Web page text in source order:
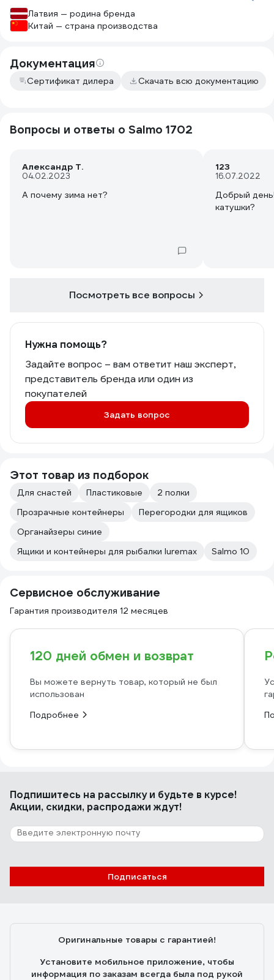
Латвия — родина бренда
Китай — страна производства
Документация
Сертификат дилера Скачать всю документацию
Вопросы и ответы о Salmo 1702
Александр Т.
04.02.2023
А почему зима нет?
123
16.07.2022
Добрый
катушки?
Посмотреть все вопросы
Нужна помощь?
Задайте вопрос – вам ответит наш эксперт,
представитель бренда или один из
покупателей
Задать вопрос
Этот товар из подборок
Для снастей Пластиковые
2 полки
Прозрачные контейнеры
Перегородки для ящиков
Органайзеры синие
Ящики и контейнеры для рыбалки luremax
Salmo 10
Сервисное обслуживание
Гарантия производителя 12 месяцев
120 дней обмен и возврат
Вы можете вернуть товар, который не был
использован
Подробнее
Подпишитесь на рассылкуи будьте в курсе!
Акции, скидки, распродажи ждут!
Подписаться
Оригинальные товары с гарантией!
Установите мобильное приложение, чтобы
информация по заказам всегда была под рукой